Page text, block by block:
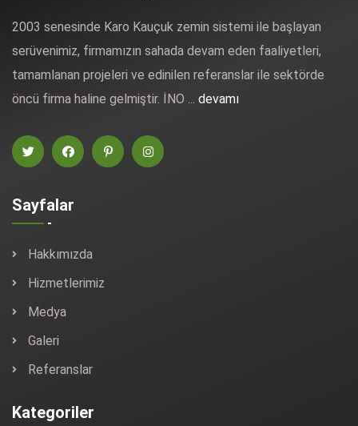
2003 senesinde Karo Kauçuk zemin sistemi ile başlayan
serüvenimiz, firmamızın sahada devam eden faaliyetleri,
tamamlanan projeleri ve edinilen referanslar ile sektörde
öncü firma haline gelmiştir. İNO ... devamı
Sayfalar
Hakkımızda
Hizmetlerimiz
Medya
Galeri
Referanslar
Kategoriler